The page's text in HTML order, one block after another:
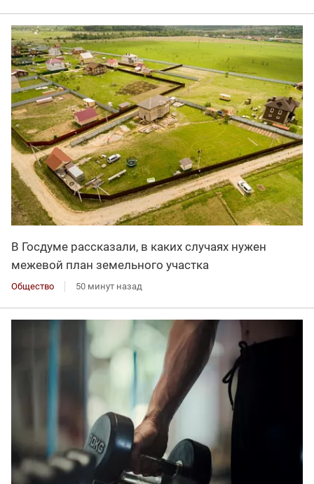
В Госдуме рассказали, в каких случаях нужен
межевой план земельного участка
Общество 50 минут назад